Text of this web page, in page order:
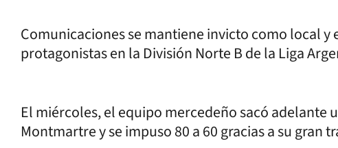
Comunicaciones se mantiene invicto como local y
protagonistas en la División Norte B de la Liga
El miércoles, el equipo mercedeño sacó adelante
Montmartre y se impuso 80 a 60 gracias a su gran